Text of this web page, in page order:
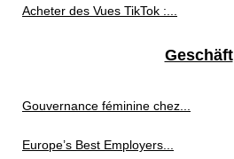
Acheter des Vues TikTok :...
Geschäft
Gouvernance féminine chez...
Europe’s Best Employers...